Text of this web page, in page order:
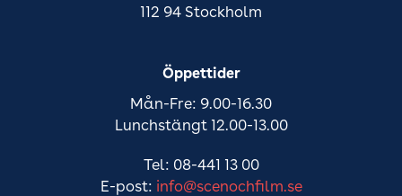
112 94 Stockholm
Öppettider
Mån-Fre: 9.00-16.30
Lunchstängt 12.00-13.00
Tel: 08-441 13 00
E-post: info@scenochfilm.se